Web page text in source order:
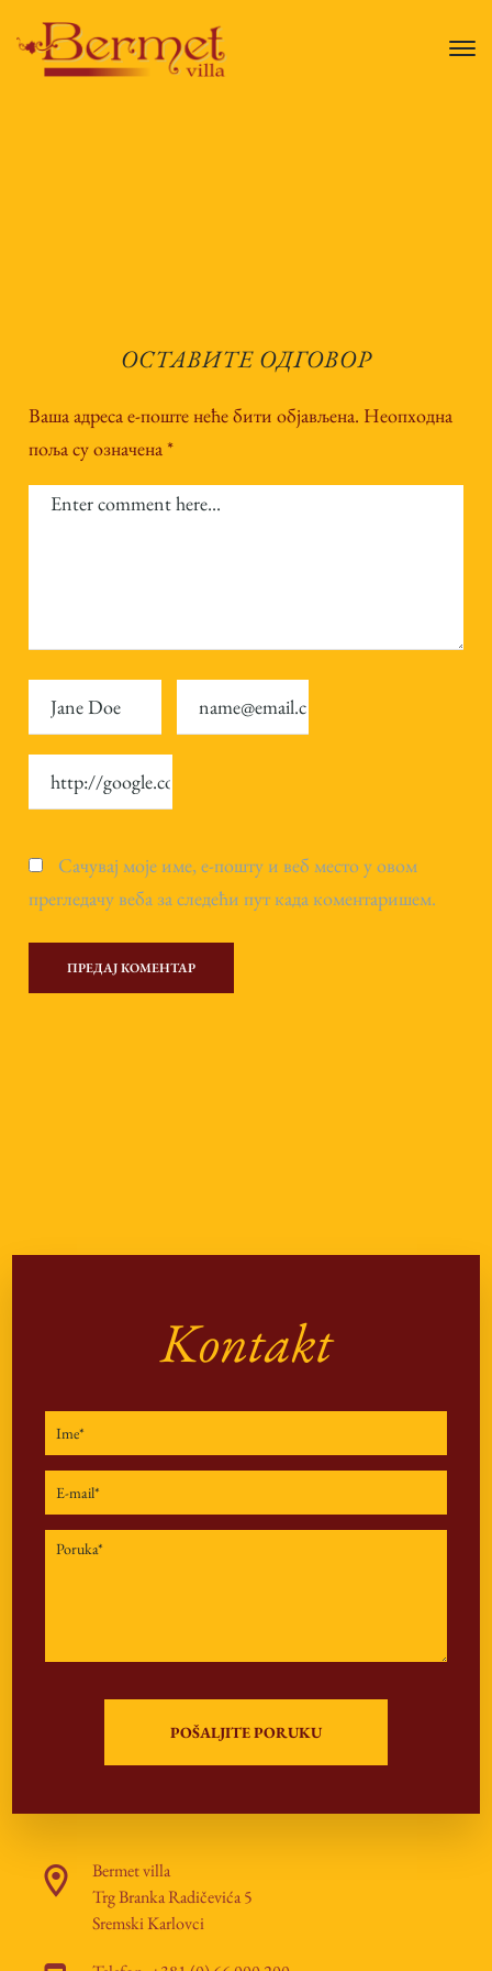
ОСТАВИТЕ ОДГОВОР
Ваша адреса е-поште неће бити објављена. Неопходна
поља су означена*
Сачувај моје име, е-пошту и веб место у овом
прегледачу веба за следећи пут када коментаришем.
Kontakt
Bermet villa
Trg Branka Radičevića 5
Sremski Karlovci